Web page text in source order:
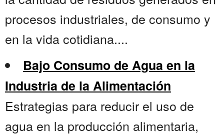
procesos industriales, de consumo y
en la vida cotidiana....
Bajo Consumo de Agua en la
Industria de la Alimentación
Estrategias para reducir el uso de
agua en la producción alimentaria,